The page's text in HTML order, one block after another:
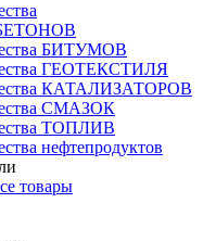
БИТУМОВ
ГЕОТЕКСТИЛЯ
КАТАЛИЗАТОРОВ
СМАЗОК
ТОПЛИВ
нефтепродуктов
товары